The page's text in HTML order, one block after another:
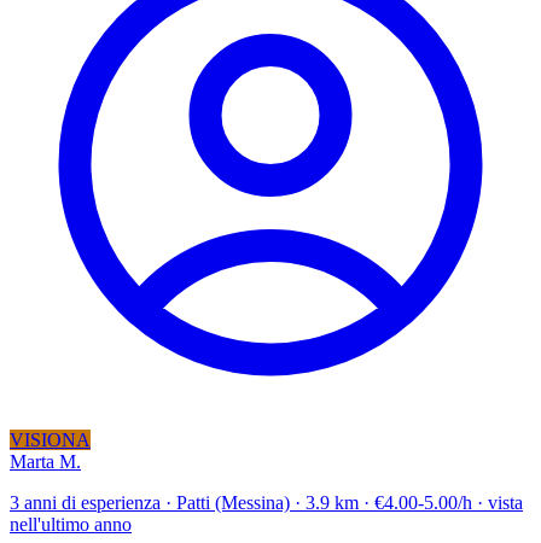
VISIONA
Marta M.
3 anni di esperienza · Patti (Messina) · 3.9 km · €4.00-5.00/h · vista
nell'ultimo anno